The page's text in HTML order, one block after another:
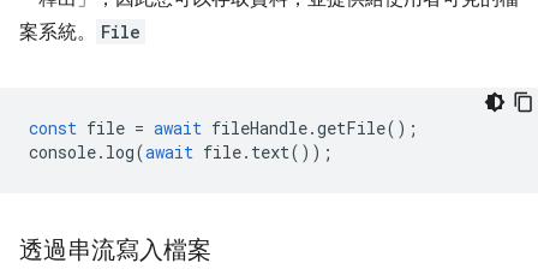
案系統。
File
const file = await fileHandle.getFile();
console. log(await file. text());
透過串流寫入檔案